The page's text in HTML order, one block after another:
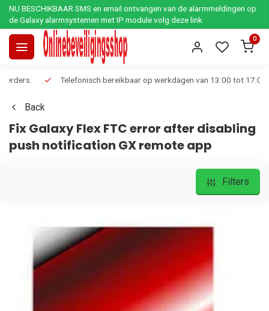
NU BESCHIKBAAR SMS en email ontvangen van de alarmmeldingen op
de Galaxy alarmsystemen met IP module volg deze link
0
Telefonisch bereikbaar op werkdagen van 13:00 tot 17:00
Back
Fix Galaxy Flex FTC error after disabling
push notification GX remote app
Filters